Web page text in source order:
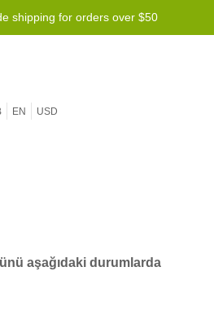
shipping for orders over $50
EN USD
aşağıdaki durumlarda